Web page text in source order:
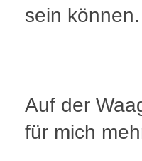
sein können.
Auf der
für mich